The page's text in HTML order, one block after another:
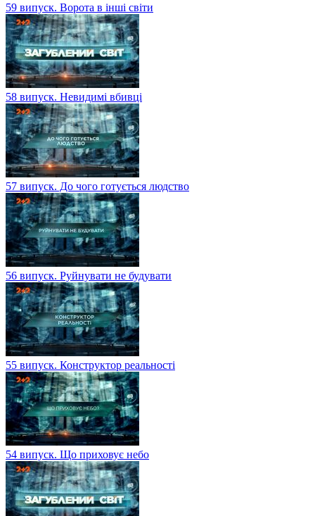
59 випуск. Ворота в інші світи
58 випуск. Невидимі вбивці
57 випуск. До чого готується людство
56 випуск. Руйнувати не будувати
55 випуск. Конструктор реальності
54 випуск. Що приховує небо